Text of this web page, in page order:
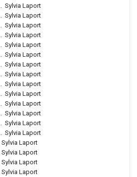
Sylvia Laport
Sylvia Laport
Sylvia Laport
Sylvia Laport
Sylvia Laport
Sylvia Laport
Sylvia Laport
Sylvia Laport
Sylvia Laport
Sylvia Laport
Sylvia Laport
Sylvia Laport
Sylvia Laport
Sylvia Laport
Sylvia Laport
Sylvia Laport
Sylvia Laport
Sylvia Laport